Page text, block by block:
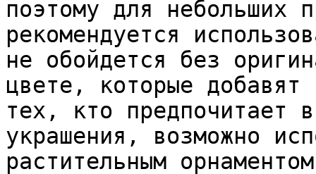
поэтому для небольших
рекомендуется
не обойдется без
цвете, которые
тех, кто предпочитает
украшения, возможно
растительным